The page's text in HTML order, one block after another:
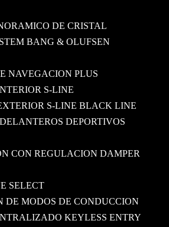
DE CRISTAL
BANG & OLUFSEN
NAVEGACION PLUS
S-LINE
S-LINE BLACK LINE
DEPORTIVOS
CON REGULACION DAMPER
SELECT
DE MODOS DE CONDUCCION
KEYLESS ENTRY